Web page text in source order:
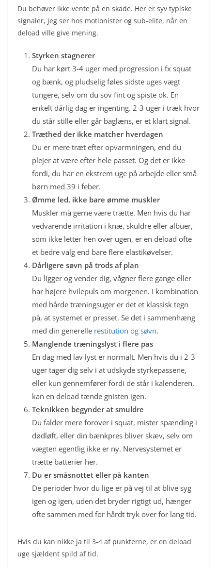
Du behøver ikke vente på en skade. Her er syv typiske
signaler, jeg ser hos motionister og sub-elite, når en
deload ville give mening.
Styrken stagnerer
Du har kørt 3-4 uger med progression i fx squat
og bænk, og pludselig føles sidste uges vægt
tungere, selv om du sov fint og spiste ok. En
enkelt dårlig dag er ingenting. 2-3 uger i træk hvor
du står stille eller går baglæns, er et klart signal.
Træthed der ikke matcher hverdagen
Du er mere træt efter opvarmningen, end du
plejer at være efter hele passet. Og det er ikke
fordi, du har en ekstrem uge på arbejde eller små
børn med 39 i feber.
Ømme led, ikke bare ømme muskler
Muskler må gerne være trætte. Men hvis du har
vedvarende irritation i knæ, skuldre eller albuer,
som ikke letter hen over ugen, er en deload ofte
et bedre valg end bare flere elastikøvelser.
Dårligere søvn på trods af plan
Du ligger og vender dig, vågner flere gange eller
har højere hvilepuls om morgenen. I kombination
med hårde træningsuger er det et klassisk tegn
på, at systemet er presset. Se det i sammenhæng
med din generelle restitution og søvn.
Manglende træningslyst i flere pas
En dag med lav lyst er normalt. Men hvis du i 2-3
uger tager dig selv i at udskyde styrkepassene,
eller kun gennemfører fordi de står i kalenderen,
kan en deload tænde gnisten igen.
Teknikken begynder at smuldre
Du falder mere forover i squat, mister spænding i
dødløft, eller din bænkpres bliver skæv, selv om
vægten egentlig ikke er ny. Nervesystemet er
trætte batterier her.
Du er småsnottet eller på kanten
De perioder hvor du lige er på vej til at blive syg
igen og igen, uden det bryder rigtigt ud, hænger
ofte sammen med for hårdt tryk over for lang tid.
Hvis du kan nikke ja til 3-4 af punkterne, er en deload
uge sjældent spild af tid.